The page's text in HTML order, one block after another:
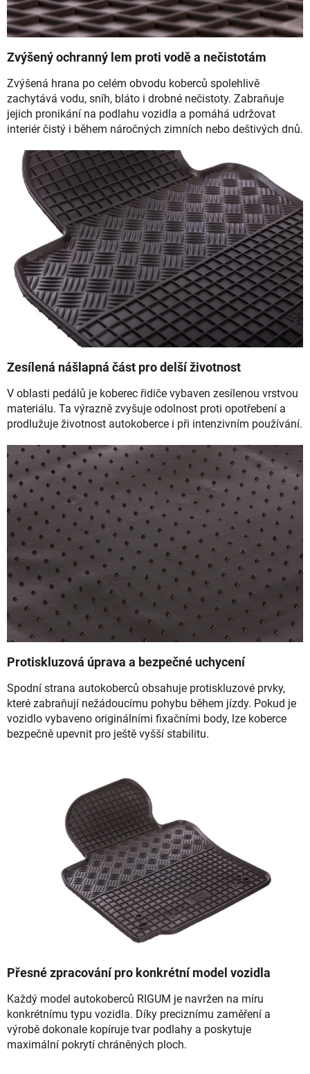
Zvýšený ochranný lem proti vodě a nečistotám
Zvýšená hrana po celém obvodu koberců spolehlivě
zachytává vodu, sníh, bláto i drobné nečistoty. Zabraňuje
jejich pronikání na podlahu vozidla a pomáhá udržovat
interiér čistý i během náročných zimních nebo deštivých dnů.
Zesílená nášlapná část pro delší životnost
V oblasti pedálů je koberec řidiče vybaven zesílenou vrstvou
materiálu. Ta výrazně zvyšuje odolnost proti opotřebení a
prodlužuje životnost autokoberce i při intenzivním používání.
Protiskluzová úprava a bezpečné uchycení
Spodní strana autokoberců obsahuje protiskluzové prvky,
které zabraňují nežádoucímu pohybu během jízdy. Pokud je
vozidlo vybaveno originálními fixačními body, lze koberce
bezpečně upevnit pro ještě vyšší stabilitu.
Přesné zpracování pro konkrétní model vozidla
Každý model autokoberců RIGUM je navržen na míru
konkrétnímu typu vozidla. Díky preciznímu zaměření a
výrobě dokonale kopíruje tvar podlahy a poskytuje
maximální pokrytí chráněných ploch.